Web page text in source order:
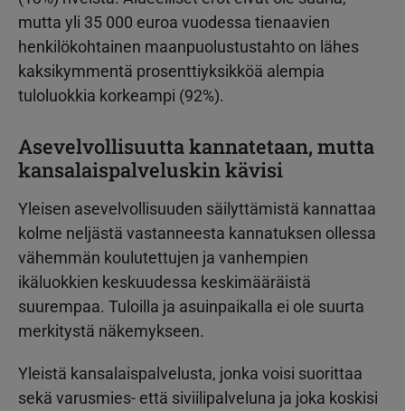
mutta yli 35 000 euroa vuodessa tienaavien
henkilökohtainen maanpuolustustahto on lähes
kaksikymmentä prosenttiyksikköä alempia
tuloluokkia korkeampi (92%).
Asevelvollisuutta kannatetaan, mutta
kansalaispalveluskin kävisi
Yleisen asevelvollisuuden säilyttämistä kannattaa
kolme neljästä vastanneesta kannatuksen ollessa
vähemmän koulutettujen ja vanhempien
ikäluokkien keskuudessa keskimääräistä
suurempaa. Tuloilla ja asuinpaikalla ei ole suurta
merkitystä näkemykseen.
Yleistä kansalaispalvelusta, jonka voisi suorittaa
sekä varusmies- että siviilipalveluna ja joka koskisi